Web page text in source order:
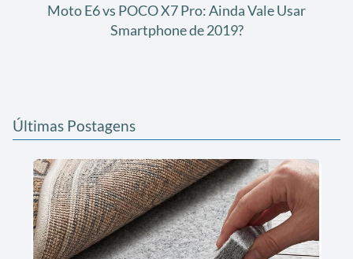
Moto E6 vs POCO X7 Pro: Ainda Vale Usar
Smartphone de 2019?
Últimas Postagens